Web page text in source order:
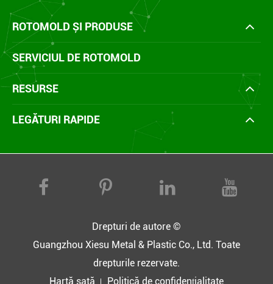
ROTOMOLD ȘI PRODUSE
SERVICIUL DE ROTOMOLD
RESURSE
LEGĂTURI RAPIDE
Drepturi de autore ©
Guangzhou Xiesu Metal & Plastic Co., Ltd. Toate
drepturile rezervate.
Hartă sată
Politică de confidențialitate